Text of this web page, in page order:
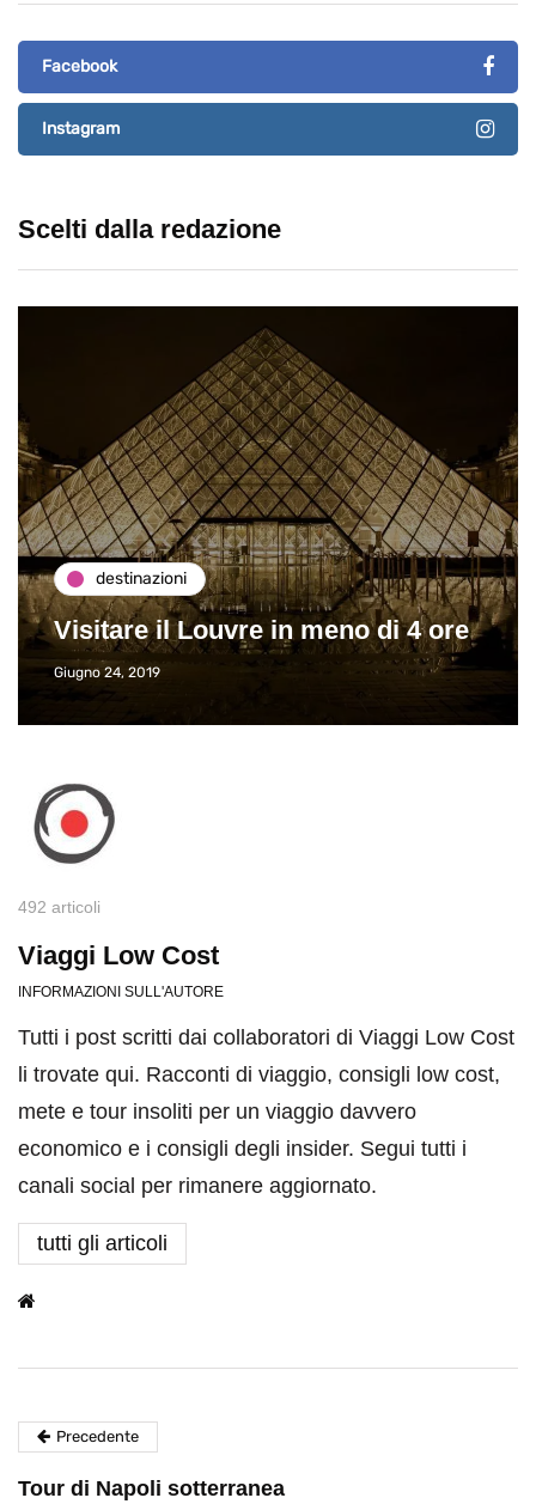
Facebook
Instagram
Scelti dalla redazione
destinazioni
Visitare il Louvre in meno di 4 ore
Giugno 24, 2019
492 articoli
Viaggi Low Cost
INFORMAZIONI SULL'AUTORE
Tutti i post scritti dai collaboratori di Viaggi Low Cost
li trovate qui. Racconti di viaggio, consigli low cost,
mete e tour insoliti per un viaggio davvero
economico e i consigli degli insider. Segui tutti i
canali social per rimanere aggiornato.
tutti gli articoli
Precedente
Tour di Napoli sotterranea